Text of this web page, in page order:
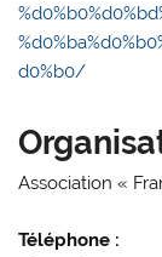
d0%b0/
Association «
Téléphone :